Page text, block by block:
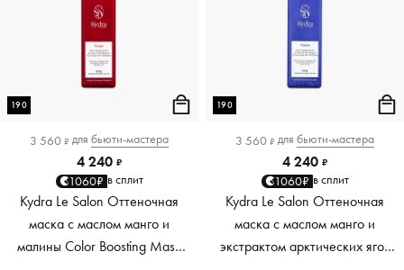
190
3 560 ₽ для бьюти-мастера
4 240 ₽
1060₽ в сплит
Kydra Le Salon Оттеночная
маска с маслом манго и
малины Color Boosting Mask
190
3 560 ₽ для бьюти-мастера
4 240 ₽
1060₽ в сплит
Kydra Le Salon Оттеночная
маска с маслом манго и
экстрактом арктических ягод